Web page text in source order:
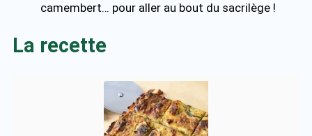
camembert… pour aller au bout du sacrilège !
La recette